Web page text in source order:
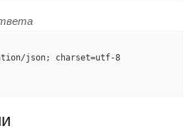
json; charset=utf-8